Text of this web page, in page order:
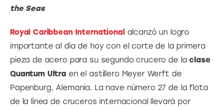
the Seas
Royal Caribbean International alcanzó un logro
importante al día de hoy con el corte de la primera
pieza de acero para su segundo crucero de la clase
Quantum Ultra en el astillero Meyer Werft de
Papenburg, Alemania. La nave número 27 de la flota
de la línea de cruceros internacional llevará por